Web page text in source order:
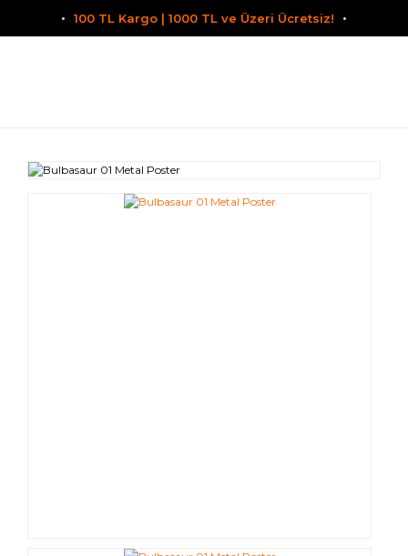
100 TL Kargo | 1000 TL ve Üzeri Ücretsiz!